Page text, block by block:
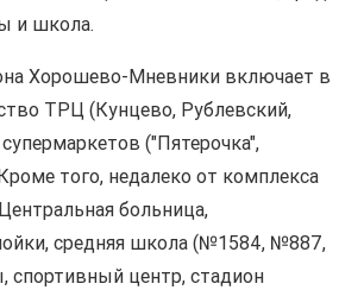
и школа.
Хорошево-Мневники включает в
ТРЦ (Кунцево, Рублевский,
("Пятерочка",
того, недалеко от комплекса
больница,
средняя школа (№1584, №887,
спортивный центр, стадион